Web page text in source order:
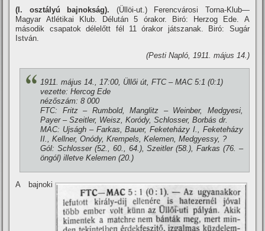
(I. osztályú bajnokság). (Üllöi-ut.) Ferencvárosi Torna-Klub—
Magyar Atlétikai Klub. Délután 5 órakor. Biró: Herzog Ede. A
második csapatok délelőtt fél 11 órakor játszanak. Biró: Sugár
István.
(Pesti Napló, 1911. május 14.)
1911. május 14., 17:00, Üllői út, FTC – MAC 5:1 (0:1)
vezette: Hercog Ede
nézőszám: 8 000
FTC: Fritz – Rumbold, Manglitz – Weinber, Medgyesi,
Payer – Szeitler, Weisz, Koródy, Schlosser, Borbás dr.
MAC: Ujságh – Farkas, Bauer, Feketeházy I., Feketeházy
II., Kellner, Onódy, Krempels, Kelemen, Medgyessy, ?
Gól: Schlosser (52., 60., 64.), Szeitler (58.), Farkas (76. –
öngól) illetve Kelemen (20.)
A bajnoki